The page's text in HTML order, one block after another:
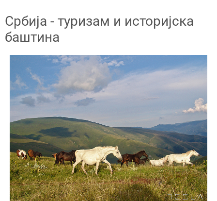
Србија - туризам и историјска
баштина